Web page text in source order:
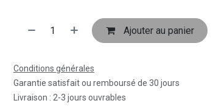
Ajouter au panier
Conditions générales
Garantie satisfait ou remboursé de 30 jours
Livraison : 2-3 jours ouvrables